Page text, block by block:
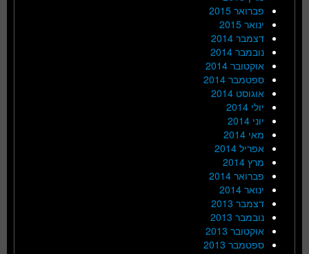
פברואר 2015
ינואר 2015
דצמבר 2014
נובמבר 2014
אוקטובר 2014
ספטמבר 2014
אוגוסט 2014
יולי 2014
יוני 2014
מאי 2014
אפריל 2014
מרץ 2014
פברואר 2014
ינואר 2014
דצמבר 2013
נובמבר 2013
אוקטובר 2013
ספטמבר 2013